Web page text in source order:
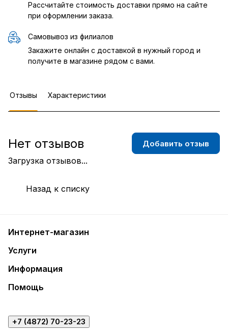
Рассчитайте стоимость доставки прямо на сайте
при оформлении заказа.
Самовывоз из филиалов
Закажите онлайн с доставкой в нужный город и
получите в магазине рядом с вами.
Отзывы Характеристики
Загрузка отзывов...
Нет отзывов Добавить отзыв
Назад к списку
Интернет-магазин
Услуги
Информация
Помощь
+7 (4872) 70-23-23